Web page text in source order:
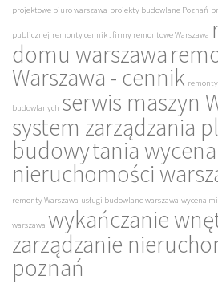
projektowe biuro warszawa projekty budowlane Poznań
publicznej remonty cennik : firmy remontowe Warszawa
domu warszawa
Warszawa - cennik
budowlanych serwis maszyn
system zarządzania
budowytania wycena
nieruchomości
remonty Warszawa usługi budowlane warszawa wycena
warszawa wykańczanie
zarządzanie
poznań